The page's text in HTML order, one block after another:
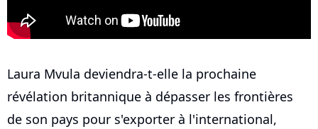
Laura Mvula deviendra-t-elle la prochaine
révélation britannique à dépasser les frontières
de son pays pour s'exporter à l'international,